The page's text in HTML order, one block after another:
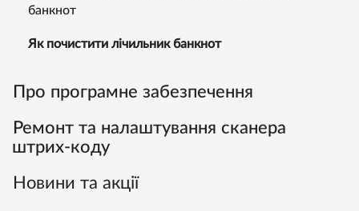
банкнот
Як почистити лічильник банкнот
Про програмне забезпечення
Ремонт та налаштування сканера
штрих-коду
Новини та акції